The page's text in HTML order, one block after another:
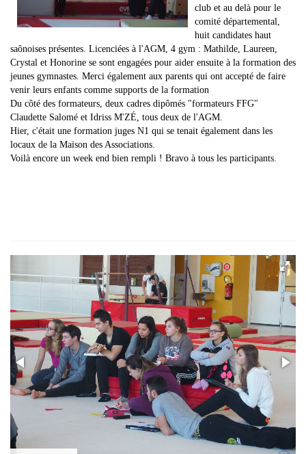
club et au delà pour le
comité départemental,
huit candidates haut
saônoises présentes. Licenciées à l'AGM, 4 gym : Mathilde, Laureen,
Crystal et Honorine se sont engagées pour aider ensuite à la formation des
jeunes gymnastes. Merci également aux parents qui ont accepté de faire
venir leurs enfants comme supports de la formation
Du côté des formateurs, deux cadres dipômés "formateurs FFG"
Claudette Salomé et Idriss M'ZÉ, tous deux de l'AGM.
Hier, c'était une formation juges N1 qui se tenait également dans les
locaux de la Maison des Associations.
Voilà encore un week end bien rempli ! Bravo à tous les participants.